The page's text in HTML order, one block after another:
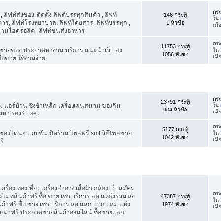
ลิฟท์ส่งของ, ติดตั้ง ลิฟต์บรรทุกสินค้า , ลิฟท์
, ลิฟท์โรงพยาบาล, ลิฟท์โดยสาร, ลิฟท์บรรทุก ,
นไฮดรอลิค , ลิฟท์ขนส่งอาหาร
146 กระทู้
1 หัวข้อ
กร
ใน
เมื่
ยของ ประกาศหางาน บริการ แนะนำเว็บ ลง
ขาย ใช้งานง่าย
11753 กระทู้
1056 หัวข้อ
กร
ใน
เมื่
อร์บ้าน ชิงช้าเหล็ก เครื่องเล่นสนาม ของกิน
หา รองรับ seo
23791 กระทู้
904 หัวข้อ
กร
ใน
เมื่
องโดนๆ แคปชั่นเปิดร้าน โพสฟรี smf วิธีโพสขาย
5177 กระทู้
1042 หัวข้อ
กร
ใน
เมื่
อง ท่องเที่ยว เครื่องสำอาง เสื้อผ้า กล้อง เว็บสมัคร
มทสินค้าฟรี ซื้อ ขาย เช่า บริการ ลด แหล่งรวม ลง
ฟรี ซื้อ ขาย เช่า บริการ ลด แลก แจก แถม แห่ง
ณาฟรี ประกาศขายสินค้าออนไลน์ ซื้อขายแลก
47387 กระทู้
1974 หัวข้อ
กร
ใน
เมื่